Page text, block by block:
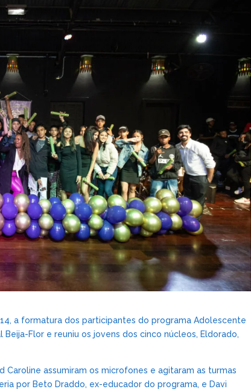
a formatura dos participantes do programa Adolescente
Flor e reuniu os jovens dos cinco núcleos, Eldorado,
Caroline assumiram os microfones e agitaram as turmas
por Beto Draddo, ex-educador do programa, e Davi